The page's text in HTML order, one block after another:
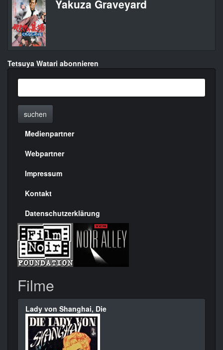
Yakuza Graveyard
Tetsuya Watari abonnieren
suchen
Menülinks
rechte
Seite
Medienpartner
Webpartner
Impressum
Kontakt
Datenschutzerklärung
Filme
Lady von Shanghai, Die